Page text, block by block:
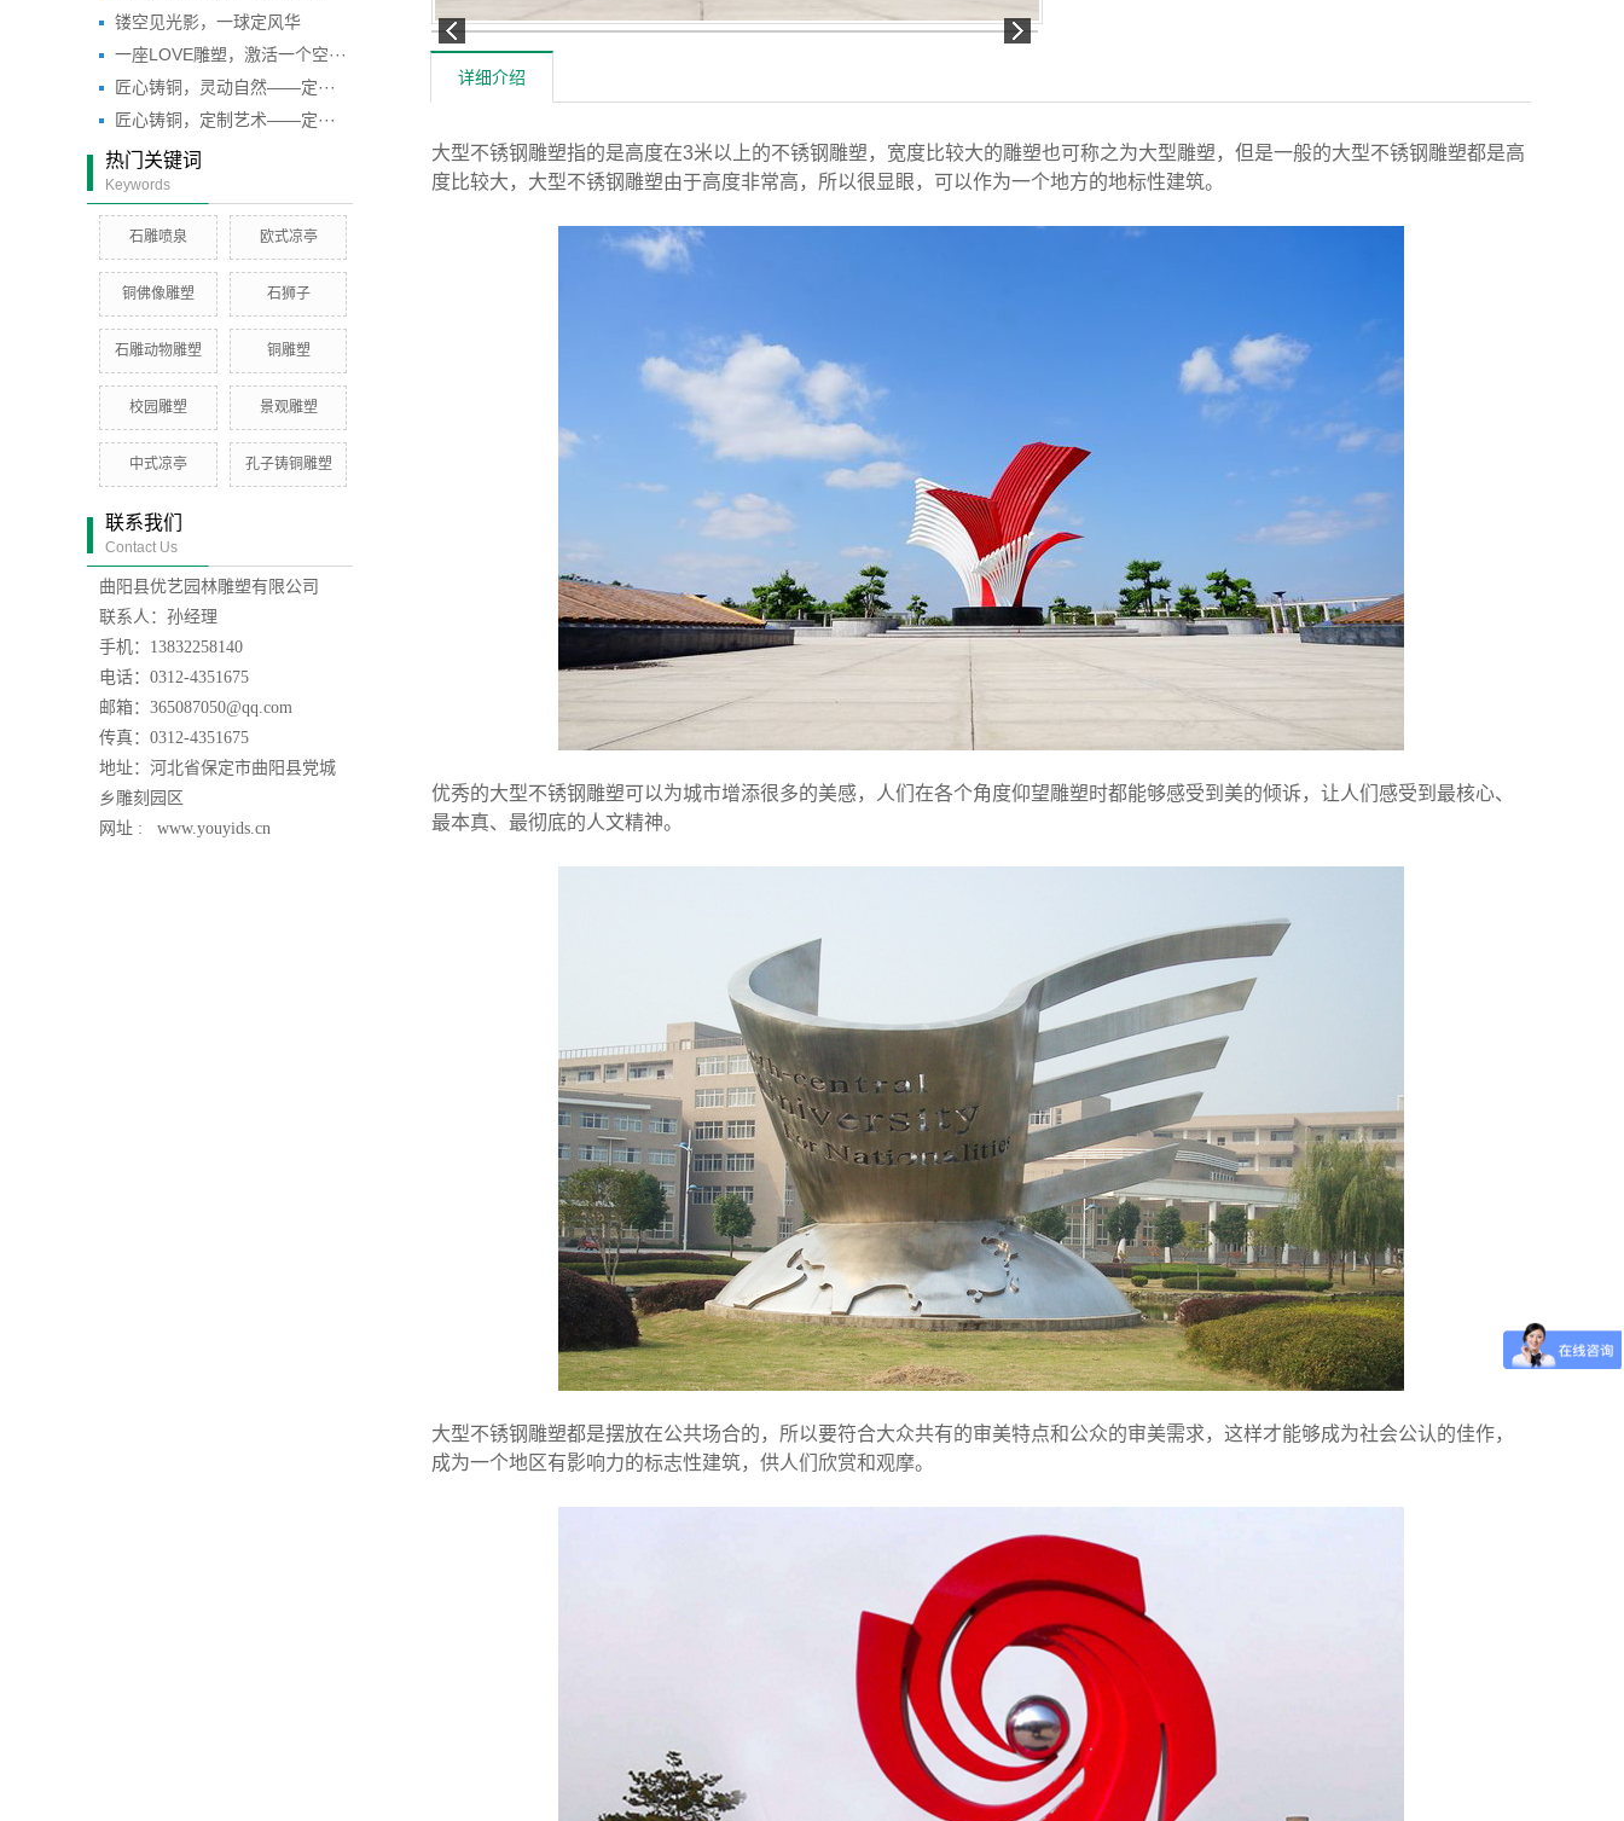
镂空见光影，一球定风华
一座LOVE雕塑，激活一个空···
匠心铸铜，灵动自然——定···
匠心铸铜，定制艺术——定···
热门关键词
Keywords
石雕喷泉 欧式凉亭
铜佛像雕塑 石狮子
石雕动物雕塑 铜雕塑
校园雕塑 景观雕塑
中式凉亭 孔子铸铜雕塑
联系我们
Contact Us
曲阳县优艺园林雕塑有限公司
联系人：孙经理
手机：13832258140
电话：0312-4351675
邮箱：365087050@qq.com
传真：0312-4351675
地址：河北省保定市曲阳县党城
乡雕刻园区
网址 : www.youyids.cn
详细介绍
大型不锈钢雕塑指的是高度在3米以上的不锈钢雕塑，宽度比较大的雕塑也可称之为大型雕塑，但是一般的大型不锈钢雕塑都是高
度比较大， 大型不锈钢雕塑由于高度非常高，所以很显眼，可以作为一个地方的地标性建筑。
优秀的大型不锈钢雕塑可以为城市增添很多的美感，人们在各个角度仰望雕塑时都能够感受到美的倾诉，让人们感受到最核心、
最本真、最彻底的人文精神。
大型不锈钢雕塑都是摆放在公共场合的，所以要符合大众共有的审美特点和公众的审美需求，这样才能够成为社会公认的佳作，
成为一个地区有影响力的标志性建筑，供人们欣赏和观摩。